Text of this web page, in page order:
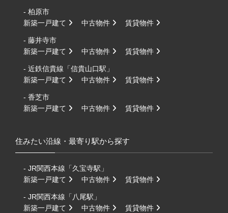
- 柏原市
新築一戸建て
中古物件 賃貸物件
- 藤井寺市
新築一戸建て
中古物件 賃貸物件
- 近鉄信貴線「信貴山口駅」
新築一戸建て
中古物件 賃貸物件
- 香芝市
新築一戸建て
中古物件 賃貸物件
住みたい沿線・最寄り駅から探す
- JR関西本線「久宝寺駅」
新築一戸建て
中古物件 賃貸物件
- JR関西本線「八尾駅」
新築一戸建て
中古物件 賃貸物件